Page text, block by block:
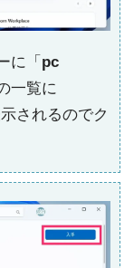
に「 pc
一覧に
示されるのでク